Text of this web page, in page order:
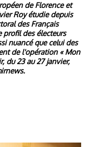
de Florence et
Roy étudie depuis
des Français
profil des électeurs
nuancé que celui des
de l'opération « Mon
du 23 au 27 janvier,